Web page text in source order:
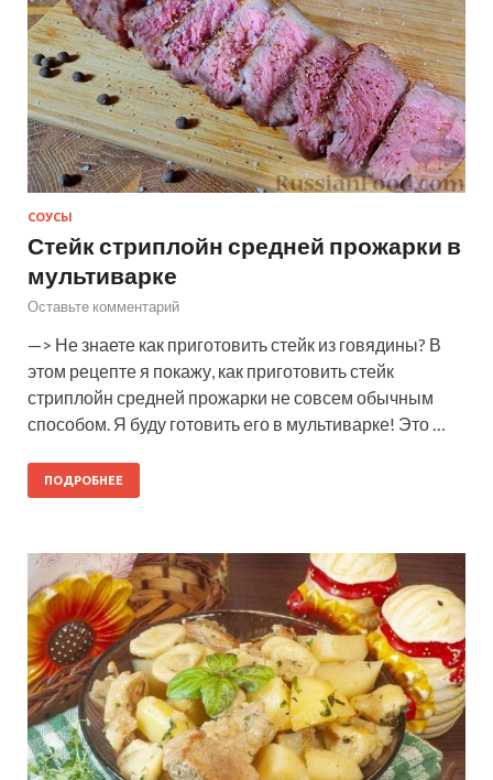
СОУСЫ
Стейк стриплойн средней прожарки в
мультиварке
Оставьте комментарий
—> Не знаете как приготовить стейк из говядины? В
этом рецепте я покажу, как приготовить стейк
стриплойн средней прожарки не совсем обычным
способом. Я буду готовить его в мультиварке! Это …
ПОДРОБНЕЕ